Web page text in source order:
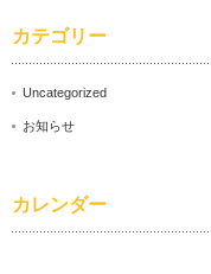
カテゴリー
Uncategorized
お知らせ
カレンダー